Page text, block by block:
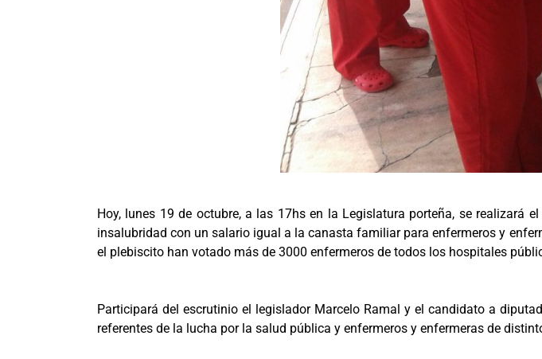
Hoy, lunes 19 de octubre, a las 17hs en la Legislatura porteña, se realizará
insalubridad con un salario igual a la canasta familiar para enfermeros y
el plebiscito han votado más de 3000 enfermeros de todos los hospitales
Participará del escrutinio el legislador Marcelo Ramal y el candidato a
referentes de la lucha por la salud pública y enfermeros y enfermeras de